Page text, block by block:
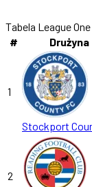
Tabela League One
#
Drużyna
1
Stockport
2